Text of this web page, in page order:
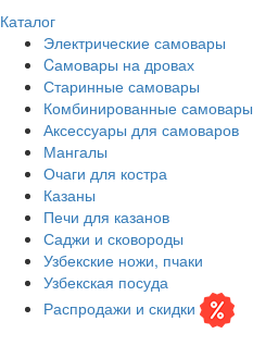
Каталог
Электрические самовары
Cамовары на дровах
Старинные самовары
Комбинированные самовары
Аксессуары для самоваров
Мангалы
Очаги для костра
Казаны
Печи для казанов
Саджи и сковороды
Узбекские ножи, пчаки
Узбекская посуда
Распродажи и скидки